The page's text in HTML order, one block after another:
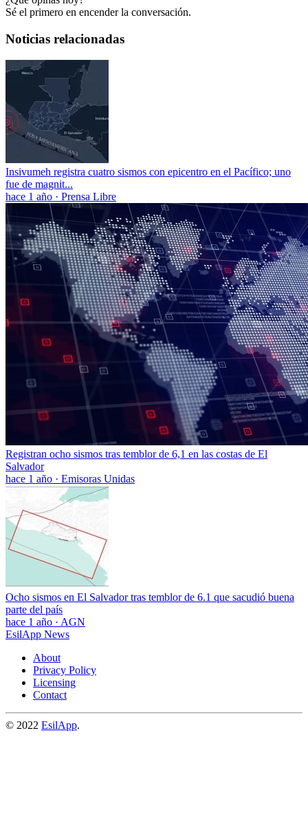
Sé el primero en encender la conversación.
Noticias relacionadas
Insivumeh registra cuatro sismos con epicentro en el Pacífico; uno
fue de magnit...
hace 1 año · Prensa Libre
Registran ocho sismos tras temblor de 6,1 en las costas de El
Salvador
hace 1 año · Emisoras Unidas
Ocho sismos en El Salvador tras temblor de 6.1 que sacudió buena
parte del país
hace 1 año · AGN
EsilApp News
About
Privacy Policy
Licensing
Contact
© 2022 EsilApp.